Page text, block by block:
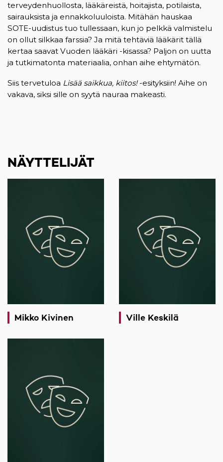
terveydenhuollosta, lääkäreistä, hoitajista, potilaista,
sairauksista ja ennakkoluuloista. Mitähän hauskaa
SOTE-uudistus tuo tullessaan, kun jo pelkkä valmistelu
on ollut silkkaa farssia? Ja mitä tehtäviä lääkärit tällä
kertaa saavat Vuoden lääkäri -kisassa? Paljon on uutta
ja tutkimatonta materiaalia, onhan aihe ehtymätön.
Siis tervetuloa Lisää saikkua, kiitos!-esityksiin! Aihe on
vakava, siksi sille on syytä nauraa makeasti.
NÄYTTELIJÄT
Mikko Kivinen Ville Keskilä